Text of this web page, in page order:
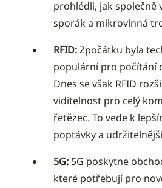
prohlédli, jak společně
sporák a mikrovlnná
RFID:Zpočátku byla
populární pro počítání
Dnes se však RFID
viditelnost pro celý
řetězec. To vede k
poptávky a
5G: 5G poskytne
které potřebují pro